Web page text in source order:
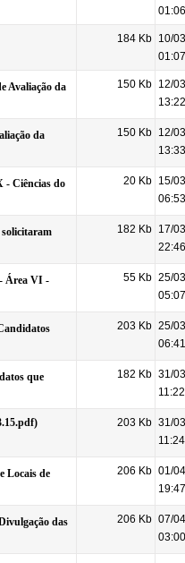
01:06
184 Kb 10/
01:07
Avaliação da
150 Kb 12/
13:22
da
150 Kb 12/
13:33
- Ciências do
20 Kb 15/
06:53
solicitaram
182 Kb 17/
22:46
Área VI -
55 Kb 25/
05:07
203 Kb 25/
06:41
que
182 Kb 31/
11:22
203 Kb 31/
11:24
Locais de
206 Kb 01/
19:47
das
206 Kb 07/
03:00